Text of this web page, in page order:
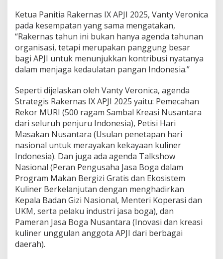
Ketua Panitia Rakernas IX APJI 2025, Vanty Veronica
pada kesempatan yang sama mengatakan,
“Rakernas tahun ini bukan hanya agenda tahunan
organisasi, tetapi merupakan panggung besar
bagi APJI untuk menunjukkan kontribusi nyatanya
dalam menjaga kedaulatan pangan Indonesia.”
Seperti dijelaskan oleh Vanty Veronica, agenda
Strategis Rakernas IX APJI 2025 yaitu: Pemecahan
Rekor MURI (500 ragam Sambal Kreasi Nusantara
dari seluruh penjuru Indonesia), Petisi Hari
Masakan Nusantara (Usulan penetapan hari
nasional untuk merayakan kekayaan kuliner
Indonesia). Dan juga ada agenda Talkshow
Nasional (Peran Pengusaha Jasa Boga dalam
Program Makan Bergizi Gratis dan Ekosistem
Kuliner Berkelanjutan dengan menghadirkan
Kepala Badan Gizi Nasional, Menteri Koperasi dan
UKM, serta pelaku industri jasa boga), dan
Pameran Jasa Boga Nusantara (Inovasi dan kreasi
kuliner unggulan anggota APJI dari berbagai
daerah).